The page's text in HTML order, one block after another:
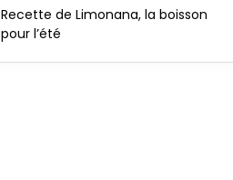
Recette de Limonana, la boisson
pour l’été